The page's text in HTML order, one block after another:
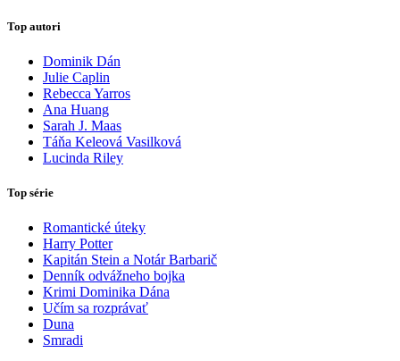
Top autori
Dominik Dán
Julie Caplin
Rebecca Yarros
Ana Huang
Sarah J. Maas
Táňa Keleová Vasilková
Lucinda Riley
Top série
Romantické úteky
Harry Potter
Kapitán Stein a Notár Barbarič
Denník odvážneho bojka
Krimi Dominika Dána
Učím sa rozprávať
Duna
Smradi